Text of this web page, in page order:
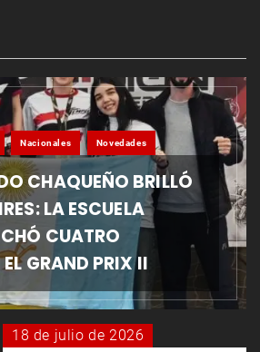
Nacionales Novedades
CHAQUEÑO BRILLÓ
LA ESCUELA
CUATRO
GRAND PRIX II
18 de julio de 2026